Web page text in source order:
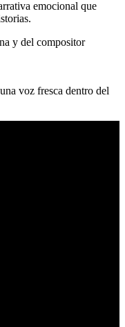
emocional que
y del compositor
voz fresca dentro del